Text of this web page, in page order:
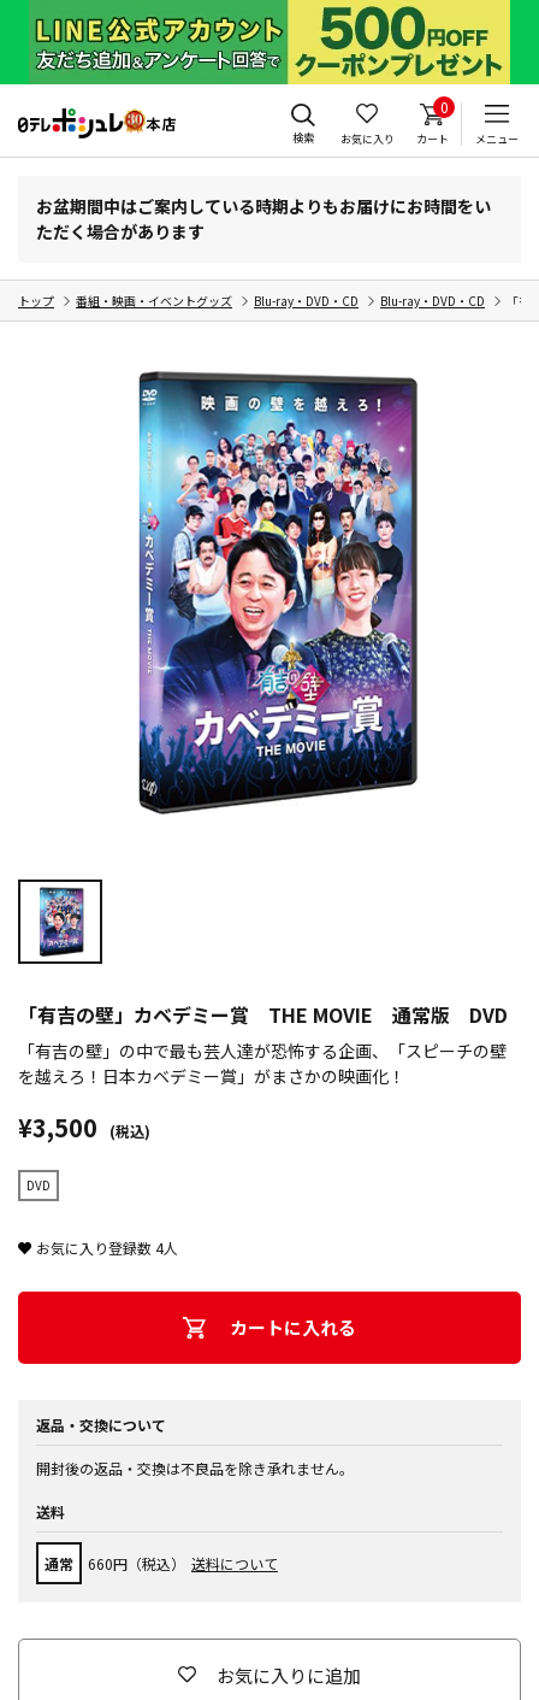
検索 お気に入り
0
カート メニュー
お盆期間中はご案内している時期よりもお届けにお時間をい
ただく場合があります
トップ 番組・映画・イベントグッズ Blu-ray・DVD・CD Blu-ray・DVD・CD 「
「有吉の壁」カベデミー賞 THE MOVIE 通常版 DVD
「有吉の壁」の中で最も芸人達が恐怖する企画、「スピーチの壁
を越えろ！日本カベデミー賞」がまさかの映画化！
¥3,500 (税込)
DVD
お気に入り登録数4人
カートに入れる
返品・交換について
開封後の返品・交換は不良品を除き承れません。
送料
通常 660円（税込） 送料について
お気に入りに追加